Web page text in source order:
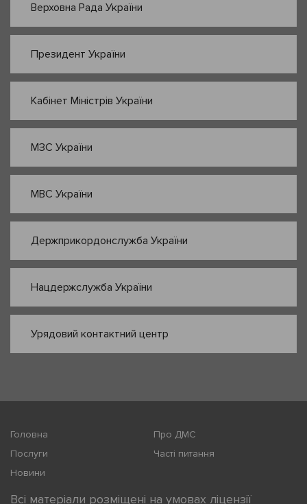
Верховна Рада України
Президент України
Кабінет Міністрів України
МЗС України
МВС України
Держприкордонслужба України
Нацдержслужба України
Урядовий контактний центр
Головна
Про ДМС
Послуги
Часті питання
Новини
Всі матеріали розміщені на умовах ліцензії